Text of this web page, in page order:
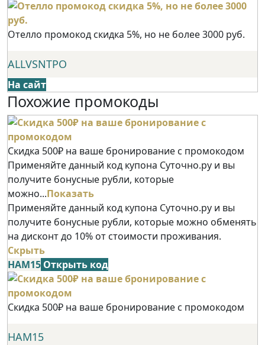
Отелло промокод скидка 5%, но не более 3000 руб.
ALLVSNTPO
На сайт
Похожие промокоды
Скидка 500₽ на ваше бронирование с промокодом
Применяйте данный код купона Суточно.ру и вы
получите бонусные рубли, которые
можно...Показать
Применяйте данный код купона Суточно.ру и вы
получите бонусные рубли, которые можно обменять
на дисконт до 10% от стоимости проживания.
Скрыть
НАМ15 Открыть код
Скидка 500₽ на ваше бронирование с промокодом
НАМ15